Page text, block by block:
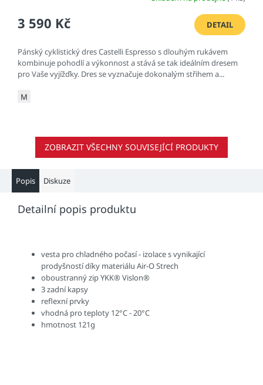
3 590 Kč DETAIL
Pánský cyklistický dres Castelli Espresso s dlouhým rukávem
kombinuje pohodlí a výkonnost a stává se tak ideálním dresem
pro Vaše vyjížďky. Dres se vyznačuje dokonalým střihem a...
M
ZOBRAZIT VŠECHNY SOUVISEJÍCÍ PRODUKTY
Popis Diskuze
Detailní popis produktu
vesta pro chladného počasí - izolace s vynikající
prodyšností díky materiálu Air-O Strech
oboustranný zip YKK® Vislon®
3 zadní kapsy
reflexní prvky
vhodná pro teploty 12°C - 20°C
hmotnost 121g